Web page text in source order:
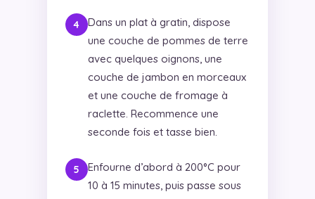
Dans un plat à gratin, dispose
une couche de pommes de terre
avec quelques oignons, une
couche de jambon en morceaux
et une couche de fromage à
raclette. Recommence une
seconde fois et tasse bien.
Enfourne d’abord à 200°C pour
10 à 15 minutes, puis passe sous